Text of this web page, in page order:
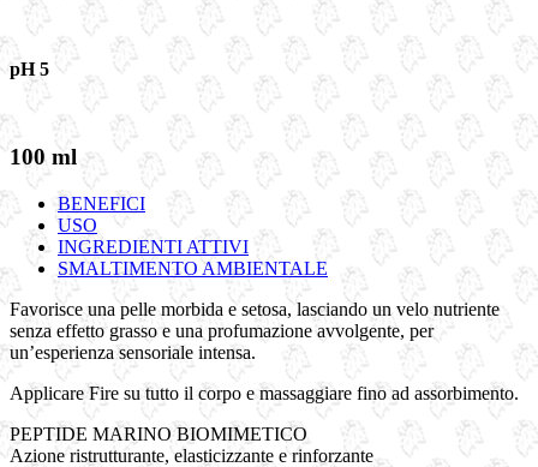
pH 5
100 ml
BENEFICI
USO
INGREDIENTI ATTIVI
SMALTIMENTO AMBIENTALE
Favorisce una pelle morbida e setosa, lasciando un velo nutriente
senza effetto grasso e una profumazione avvolgente, per
un’esperienza sensoriale intensa.
Applicare Fire su tutto il corpo e massaggiare fino ad assorbimento.
PEPTIDE MARINO BIOMIMETICO
Azione ristrutturante, elasticizzante e rinforzante